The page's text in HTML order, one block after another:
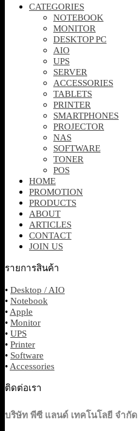
CATEGORIES
NOTEBOOK
MONITOR
DESKTOP PC
AIO
UPS
SERVER
ACCESSORIES
TABLETS
PRINTER
SMARTPHONES
PROJECTOR
NAS
SOFTWARE
TONER
POS
HOME
PROMOTION
PRODUCTS
ABOUT
ARTICLES
CONTACT
JOIN US
รายการสินค้า
• Desktop / AIO
• Notebook
• Apple
• Monitor
• UPS
• Printer
• Software
• Accessories
ติดต่อเรา
บริษัท พีซี แลนด์ เทคโนโลยี จำกัด